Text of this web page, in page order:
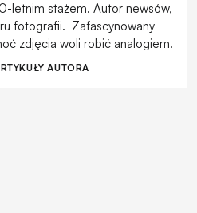
letnim stażem. Autor newsów,
fotografii. Zafascynowany
zdjęcia woli robić analogiem.
AUTORA